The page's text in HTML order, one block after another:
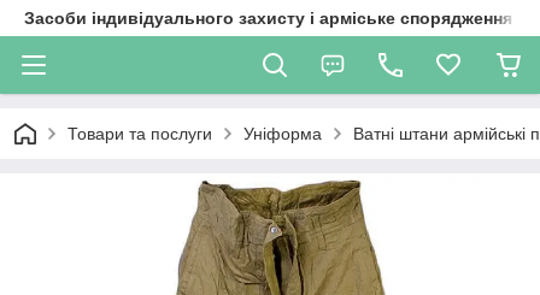
Засоби індивідуального захисту і арміське спорядження
Товари та послуги Уніформа Ватні штани